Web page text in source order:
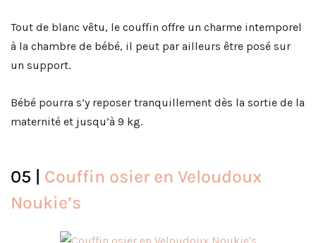
Tout de blanc vêtu, le couffin offre un charme intemporel
à la chambre de bébé, il peut par ailleurs être posé sur
un support.
Bébé pourra s’y reposer tranquillement dès la sortie de la
maternité et jusqu’à 9 kg.
05 | Couffin osier en Veloudoux
Noukie’s